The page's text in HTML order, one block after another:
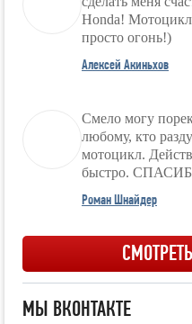
Honda!
просто огонь!)
Алексей Акиньхов
Смело могу
любому, кто
мотоцикл.
быстро.
Роман Шнайдер
МЫ ВКОНТАКТЕ